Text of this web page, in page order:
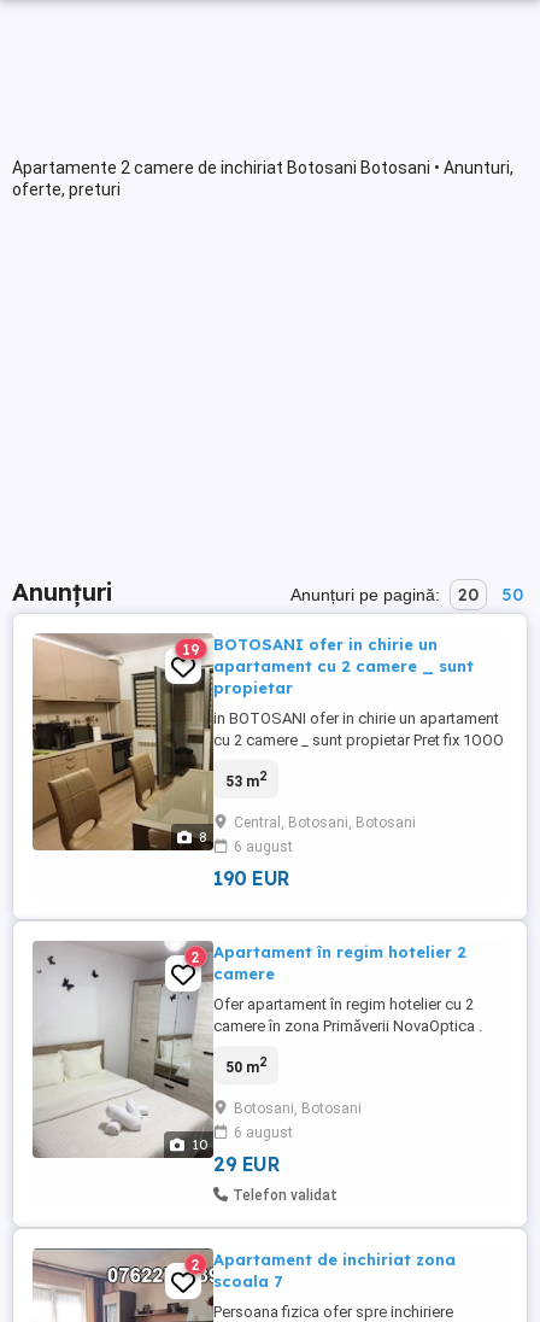
Apartamente 2 camere de inchiriat Botosani Botosani • Anunturi,
oferte, preturi
Anunțuri Anunțuri pe pagină: 20 50
8
19
BOTOSANI ofer in chirie un
apartament cu 2 camere _ sunt
propietar
in BOTOSANI ofer in chirie un apartament
cu 2 camere _ sunt propietar Pret fix 1OOO
fara alta garantie Dupa mutare nu o sa
avans Doresc asa sa fiu sigur ca nu se
pleaca dupa o luna sau doua este pe
Strada Marchian ...
53 m2
Central, Botosani, Botosani
6 august
190 EUR
10
2
Apartament în regim hotelier 2
camere
Ofer apartament în regim hotelier cu 2
camere în zona Primăverii NovaOptica .
complet echipată (aragaz, cuptor
Centrală termică proprie Aer condiționat
individual Mașină de spălat rufe Uscător
de păr și fier de călcat ...
50 m2
Botosani, Botosani
6 august
29 EUR
Telefon validat
2
Apartament de inchiriat zona
scoala 7
Persoana fizica ofer spre inchiriere